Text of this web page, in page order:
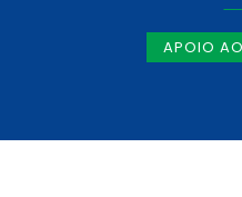
APOIO